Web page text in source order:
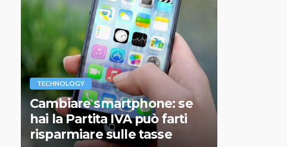
TECHNOLOGY
Cambiare smartphone: se
hai la Partita IVA può farti
risparmiare sulle tasse